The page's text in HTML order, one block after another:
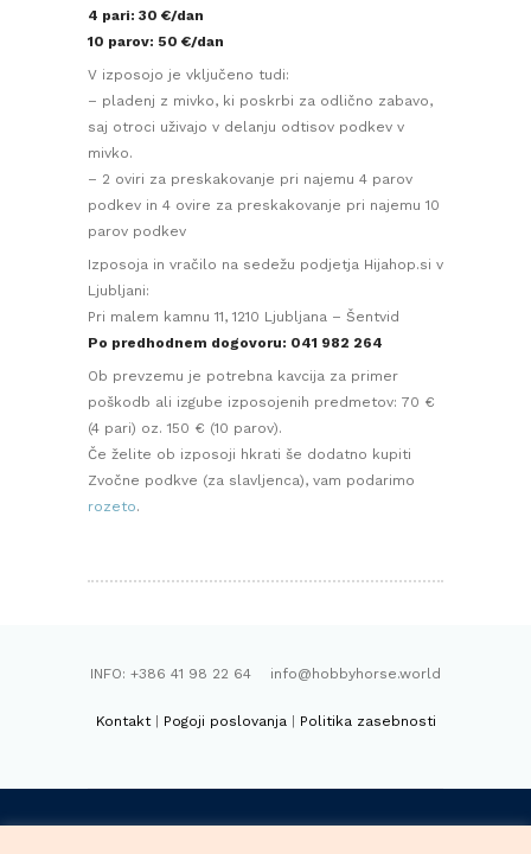
4 pari: 30 €/dan
10 parov: 50 €/dan
V izposojo je vključeno tudi:
– pladenj z mivko, ki poskrbi za odlično zabavo,
saj otroci uživajo v delanju odtisov podkev v
mivko.
– 2 oviri za preskakovanje pri najemu 4 parov
podkev in 4 ovire za preskakovanje pri najemu 10
parov podkev
Izposoja in vračilo na sedežu podjetja Hijahop.si v
Ljubljani:
Pri malem kamnu 11, 1210 Ljubljana – Šentvid
Po predhodnem dogovoru: 041 982 264
Ob prevzemu je potrebna kavcija za primer
poškodb ali izgube izposojenih predmetov: 70 €
(4 pari) oz. 150 € (10 parov).
Če želite ob izposoji hkrati še dodatno kupiti
Zvočne podkve (za slavljenca), vam podarimo
rozeto.
INFO: +386 41 98 22 64 info@hobbyhorse.world
Kontakt| Pogoji poslovanja | Politika zasebnosti